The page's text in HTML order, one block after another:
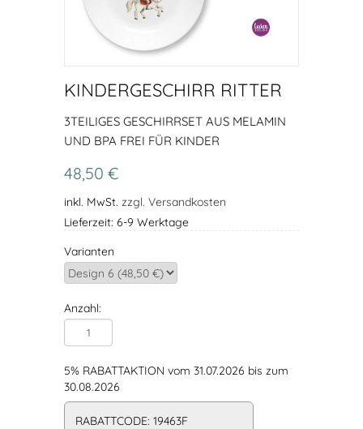
KINDERGESCHIRR RITTER
3TEILIGES GESCHIRRSET AUS MELAMIN
UND BPA FREI FÜR KINDER
48,50 €
inkl. MwSt. zzgl. Versandkosten
Lieferzeit: 6-9 Werktage
Varianten
Anzahl:
5% RABATTAKTION vom 31.07.2026 bis zum
30.08.2026
RABATTCODE: 19463F